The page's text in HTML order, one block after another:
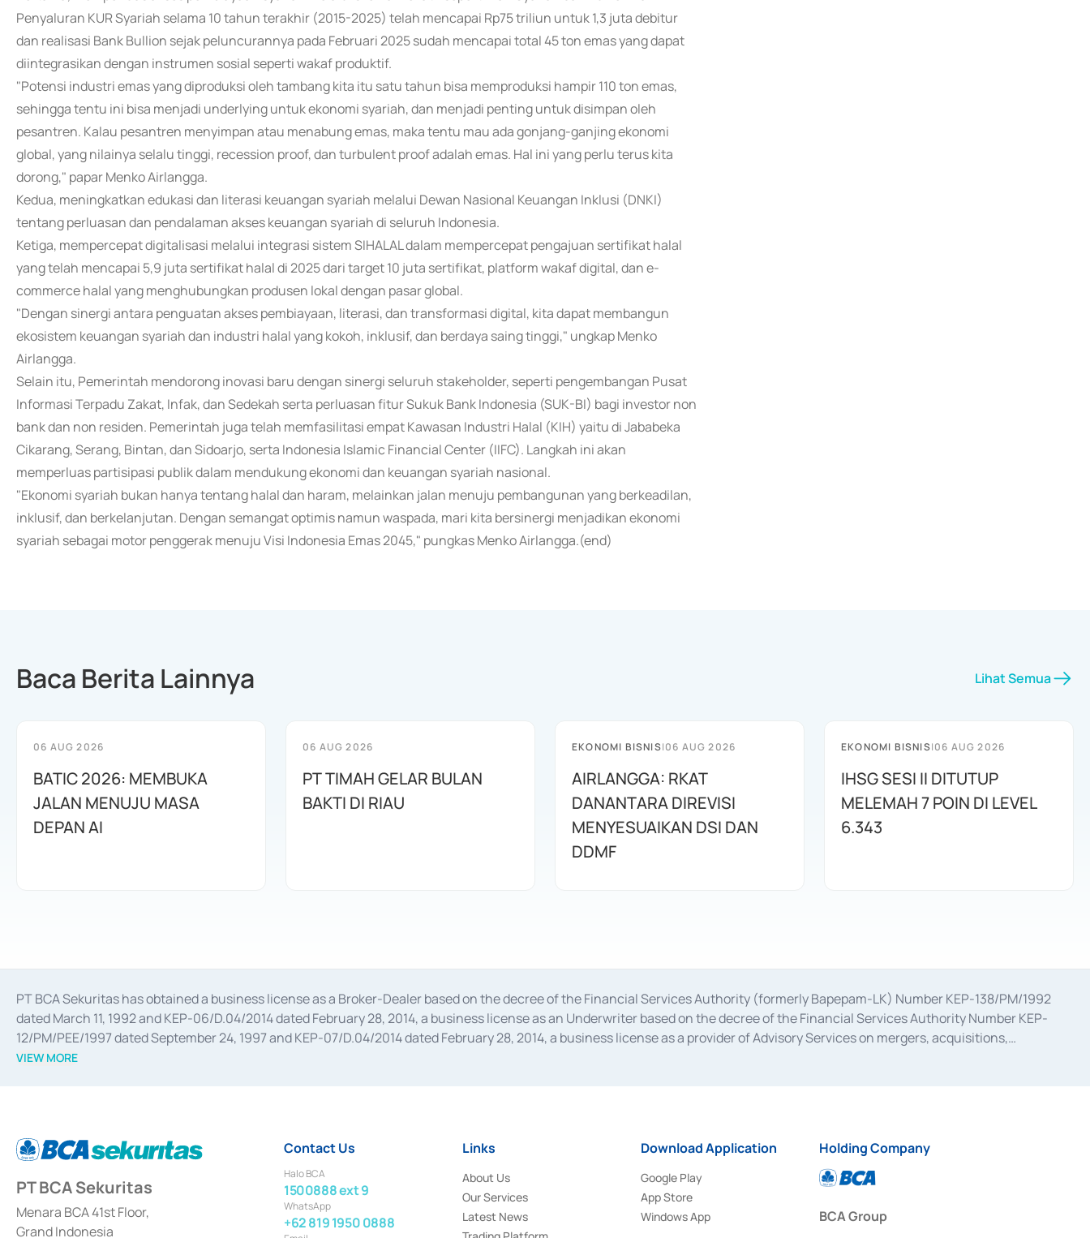
Penyaluran KUR Syariah selama 10 tahun terakhir (2015-2025) telah mencapai Rp75 triliun untuk 1,3 juta debitur
dan realisasi Bank Bullion sejak peluncurannya pada Februari 2025 sudah mencapai total 45 ton emas yang dapat
diintegrasikan dengan instrumen sosial seperti wakaf produktif.
"Potensi industri emas yang diproduksi oleh tambang kita itu satu tahun bisa memproduksi hampir 110 ton emas,
sehingga tentu ini bisa menjadi underlying untuk ekonomi syariah, dan menjadi penting untuk disimpan oleh
pesantren. Kalau pesantren menyimpan atau menabung emas, maka tentu mau ada gonjang-ganjing ekonomi
global, yang nilainya selalu tinggi, recession proof, dan turbulent proof adalah emas. Hal ini yang perlu terus kita
dorong," papar Menko Airlangga.
Kedua, meningkatkan edukasi dan literasi keuangan syariah melalui Dewan Nasional Keuangan Inklusi (DNKI)
tentang perluasan dan pendalaman akses keuangan syariah di seluruh Indonesia.
Ketiga, mempercepat digitalisasi melalui integrasi sistem SIHALAL dalam mempercepat pengajuan sertifikat halal
yang telah mencapai 5,9 juta sertifikat halal di 2025 dari target 10 juta sertifikat, platform wakaf digital, dan e-
commerce halal yang menghubungkan produsen lokal dengan pasar global.
"Dengan sinergi antara penguatan akses pembiayaan, literasi, dan transformasi digital, kita dapat membangun
ekosistem keuangan syariah dan industri halal yang kokoh, inklusif, dan berdaya saing tinggi," ungkap Menko
Airlangga.
Selain itu, Pemerintah mendorong inovasi baru dengan sinergi seluruh stakeholder, seperti pengembangan Pusat
Informasi Terpadu Zakat, Infak, dan Sedekah serta perluasan fitur Sukuk Bank Indonesia (SUK-BI) bagi investor non
bank dan non residen. Pemerintah juga telah memfasilitasi empat Kawasan Industri Halal (KIH) yaitu di Jababeka
Cikarang, Serang, Bintan, dan Sidoarjo, serta Indonesia Islamic Financial Center (IIFC). Langkah ini akan
memperluas partisipasi publik dalam mendukung ekonomi dan keuangan syariah nasional.
"Ekonomi syariah bukan hanya tentang halal dan haram, melainkan jalan menuju pembangunan yang berkeadilan,
inklusif, dan berkelanjutan. Dengan semangat optimis namun waspada, mari kita bersinergi menjadikan ekonomi
syariah sebagai motor penggerak menuju Visi Indonesia Emas 2045," pungkas Menko Airlangga.(end)
Baca Berita Lainnya Lihat Semua
06 AUG 2026
BATIC 2026: MEMBUKA
JALAN MENUJU MASA
DEPAN AI
06 AUG 2026
PT TIMAH GELAR BULAN
BAKTI DI RIAU
EKONOMI BISNIS|06 AUG 2026
AIRLANGGA: RKAT
DANANTARA DIREVISI
MENYESUAIKAN DSI DAN
DDMF
EKONOMI BISNIS|06 AUG 2026
IHSG SESI II DITUTUP
MELEMAH 7 POIN DI LEVEL
6.343
PT BCA Sekuritas has obtained a business license as a Broker-Dealer based on the decree of the Financial Services Authority (formerly Bapepam-LK) Number KEP-138/PM/1992
dated March 11, 1992 and KEP-06/D.04/2014 dated February 28, 2014, a business license as an Underwriter based on the decree of the Financial Services Authority Number KEP-
12/PM/PEE/1997 dated September 24, 1997 and KEP-07/D.04/2014 dated February 28, 2014, a business license as a provider of Advisory Services on mergers, acquisitions,
divestments, and joint ventures based on the decree of the Financial Services Authority Number S-67/PM.21/2014 dated February 28, 2014, a business license as a provider of
Settlement of Commercial Paper Transactions whose license was issued in 2018.
VIEW MORE
PT BCA Sekuritas
Menara BCA 41st Floor,
Grand Indonesia
Contact Us
Halo BCA
1500888 ext 9
WhatsApp
+62 819 1950 0888
Links
About Us
Our Services
Latest News
Download Application
Google Play
App Store
Windows App
Holding Company
BCA Group